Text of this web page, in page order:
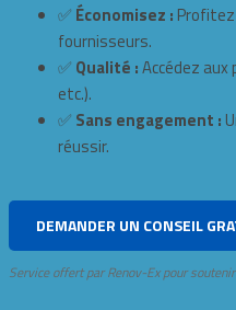
✅ Économisez :
fournisseurs.
✅ Qualité :Accédez
etc.).
✅ Sans engagement :
réussir.
DEMANDER UN CONSEIL
Service offert par Renov-Ex pour